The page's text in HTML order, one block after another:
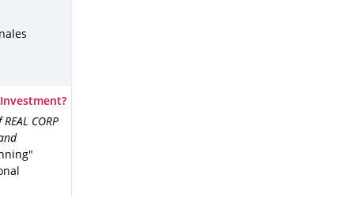
CORP